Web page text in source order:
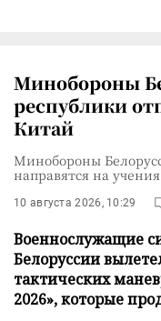
Минобороны
республики
Китай
Минобороны
направятся на
10 августа 2026, 10:29
Военнослужащие
Белоруссии
тактических
2026», которые